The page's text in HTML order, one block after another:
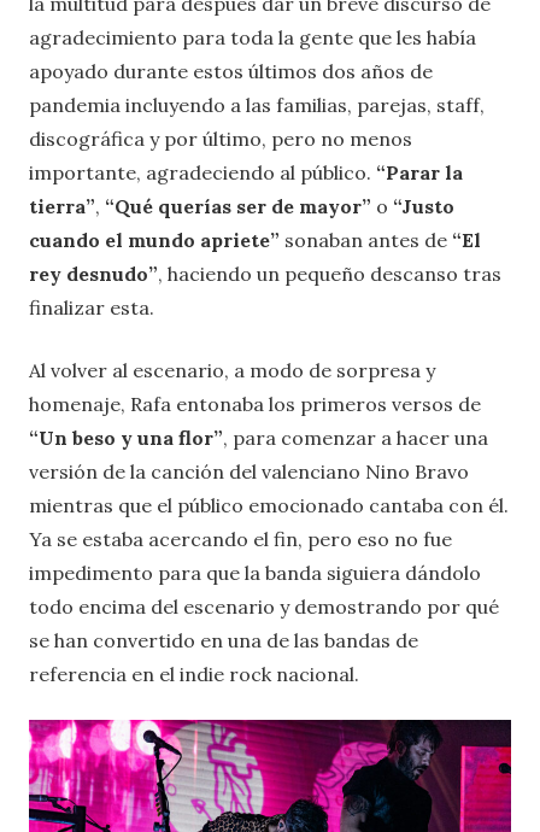
agradecimiento para toda la gente que les había
apoyado durante estos últimos dos años de
pandemia incluyendo a las familias, parejas, staff,
discográfica y por último, pero no menos
importante, agradeciendo al público. “Parar la
tierra”, “Qué querías ser de mayor” o “Justo
cuando el mundo apriete” sonaban antes de “El
rey desnudo”, haciendo un pequeño descanso tras
finalizar esta.
Al volver al escenario, a modo de sorpresa y
homenaje, Rafa entonaba los primeros versos de
“Un beso y una flor”, para comenzar a hacer una
versión de la canción del valenciano Nino Bravo
mientras que el público emocionado cantaba con él.
Ya se estaba acercando el fin, pero eso no fue
impedimento para que la banda siguiera dándolo
todo encima del escenario y demostrando por qué
se han convertido en una de las bandas de
referencia en el indie rock nacional.